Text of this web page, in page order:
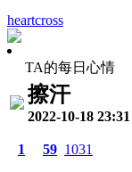
heartcross
TA的每日心情
擦汗
2022-10-18 23:31
1 59 1031